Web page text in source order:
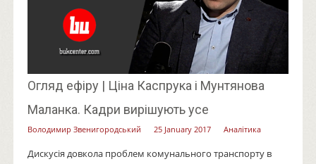
Огляд ефіру | Ціна Каспрука і Мунтянова
Маланка. Кадри вирішують усе
Володимир Звенигородський 25 January 2017 Аналітика
Дискусія довкола проблем комунального транспорту в